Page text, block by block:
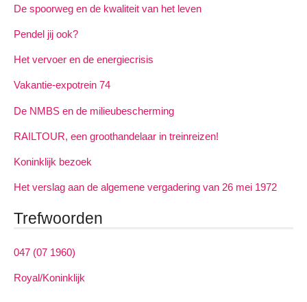
De spoorweg en de kwaliteit van het leven
Pendel jij ook?
Het vervoer en de energiecrisis
Vakantie-expotrein 74
De NMBS en de milieubescherming
RAILTOUR, een groothandelaar in treinreizen!
Koninklijk bezoek
Het verslag aan de algemene vergadering van 26 mei 1972
Trefwoorden
047 (07 1960)
Royal/Koninklijk